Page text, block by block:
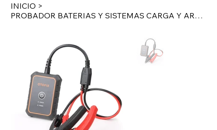
INICIO >
PROBADOR BATERIAS Y SISTEMAS CARGA Y ARRANQUE TRABAJA COMO UN APARATO I